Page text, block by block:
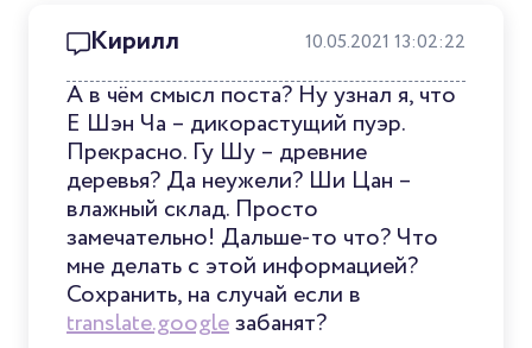
Кирилл 10.05.2021 13:02:22
А в чём смысл поста? Ну узнал я, что
Е Шэн Ча – дикорастущий пуэр.
Прекрасно. Гу Шу – древние
деревья? Да неужели? Ши Цан –
влажный склад. Просто
замечательно! Дальше-то что? Что
мне делать с этой информацией?
Сохранить, на случай если в
translate.googleзабанят?